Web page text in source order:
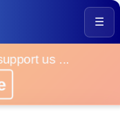
☰
us ...